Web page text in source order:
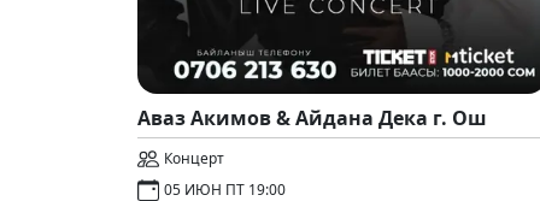
Аваз Акимов & Айдана Дека г. Ош
Концерт
05 ИЮН ПТ 19:00